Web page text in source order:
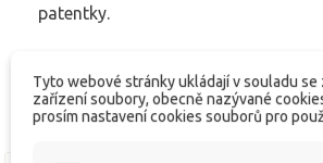
patentky.
Tyto webové stránky ukládají v souladu se
zařízení soubory, obecně nazývané
prosím nastavení cookies souborů pro